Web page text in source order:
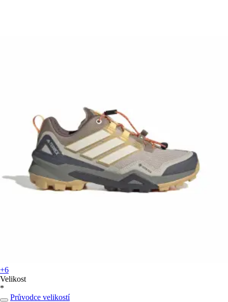
+6
Velikost
*
Průvodce velikostí